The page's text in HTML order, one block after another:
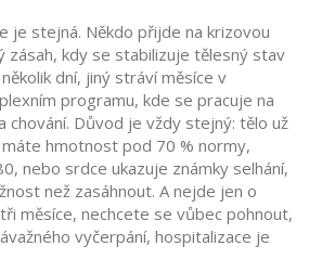
je stejná. Někdo přijde na krizovou
zásah, kdy se stabilizuje tělesný stav
dní, jiný stráví měsíce v
programu, kde se pracuje na
chování. Důvod je vždy stejný: tělo už
hmotnost pod 70 % normy,
nebo srdce ukazuje známky selhání,
než zasáhnout. A nejde jen o
měsíce, nechcete se vůbec pohnout,
vyčerpání, hospitalizace je